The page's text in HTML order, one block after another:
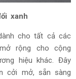
xanh
cho tất cả các
rộng cho cộng
hiệu khác. Đây
cởi mở, sẵn sàng